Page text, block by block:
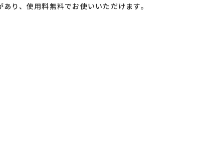
り、使用料無料でお使いいただけます。